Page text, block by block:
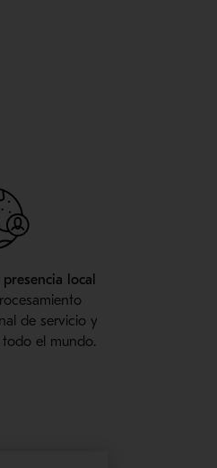
local
de servicio y
el mundo.